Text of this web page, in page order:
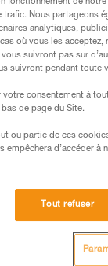
frontale ?
de la
à vélo ?
de lampe
le brouillard ?
ou n'éclaire
une lampe
lampe frontale
ADAPT
bandeau ?
fonctionnement de
trafic. Nous partageons
analytiques,
où vous les
suivront pas sur
suivront pendant toute
votre consentement à
de page du Site.
ou partie de ces
empêchera d’accéder à
Tout refuser